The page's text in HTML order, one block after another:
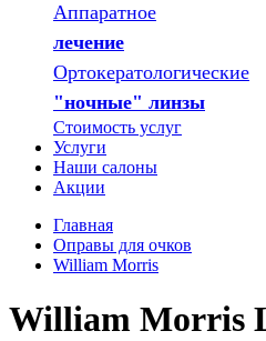
Аппаратное
лечение
Ортокератологические
"ночные" линзы
Стоимость услуг
Услуги
Наши салоны
Акции
Главная
Оправы для очков
William Morris
William Morris